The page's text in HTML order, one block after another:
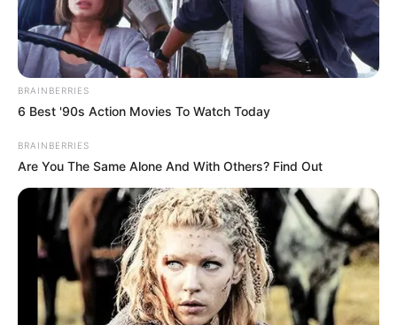
Home > Amazonas > Dinheiro > Notícia > Piso Nacional
>
BRAINBERRIES
6 Best '90s Action Movies To Watch Today
BRAINBERRIES
Are You The Same Alone And With Others? Find Out